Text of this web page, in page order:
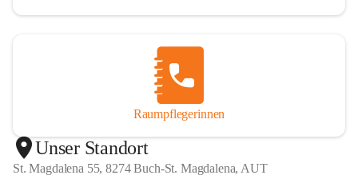
Raumpflegerinnen
Unser Standort
St. Magdalena 55, 8274 Buch-St. Magdalena, AUT